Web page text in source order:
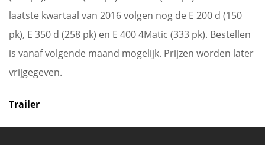
laatste kwartaal van 2016 volgen nog de E 200 d (150
pk), E 350 d (258 pk) en E 400 4Matic (333 pk). Bestellen
is vanaf volgende maand mogelijk. Prijzen worden later
vrijgegeven.
Trailer